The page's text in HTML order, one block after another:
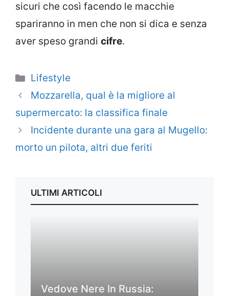
sicuri che così facendo le macchie
spariranno in men che non si dica e senza
aver speso grandi cifre.
Categorie
Lifestyle
Mozzarella, qual è la migliore al
supermercato: la classifica finale
Incidente durante una gara al Mugello:
morto un pilota, altri due feriti
ULTIMI ARTICOLI
Vedove Nere In Russia: